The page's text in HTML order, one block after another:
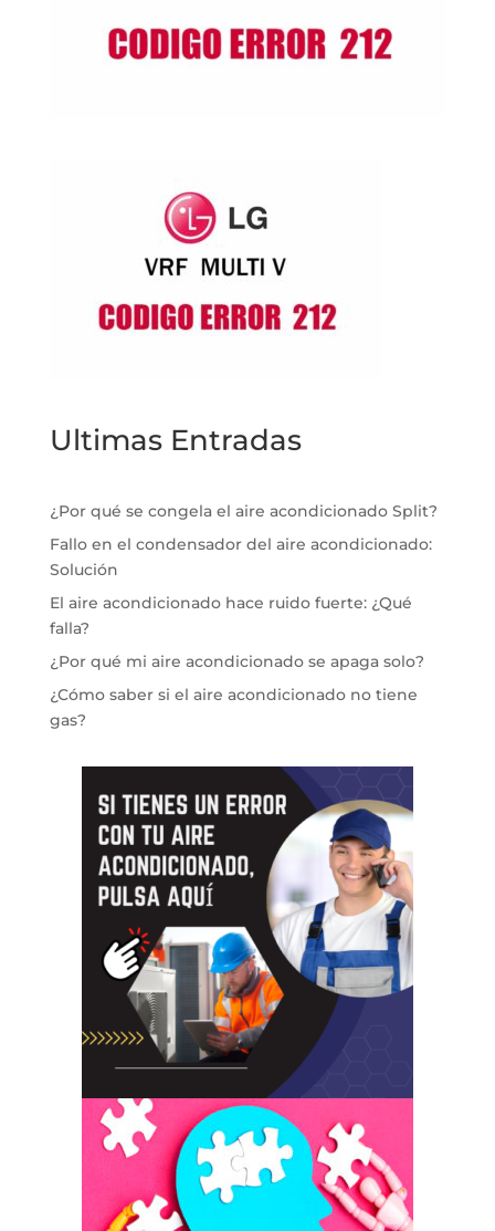
Ultimas Entradas
¿Por qué se congela el aire acondicionado Split?
Fallo en el condensador del aire acondicionado:
Solución
El aire acondicionado hace ruido fuerte: ¿Qué
falla?
¿Por qué mi aire acondicionado se apaga solo?
¿Cómo saber si el aire acondicionado no tiene
gas?